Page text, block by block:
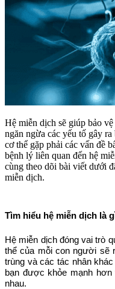
Hệ miễn dịch sẽ giúp bảo
ngăn ngừa các yếu tố gây
cơ thể gặp phải các vấn đề
bệnh lý liên quan đến hệ
cùng theo dõi bài viết dưới
miễn dịch.
Tìm hiểu hệ miễn dịch là
Hệ miễn dịch đóng vai trò
thể của mỗi con người sẽ
trùng và các tác nhân
bạn được khỏe mạnh hơn
nhau.